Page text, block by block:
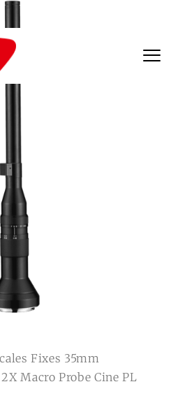
Fixes 35mm
Macro Probe Cine PL